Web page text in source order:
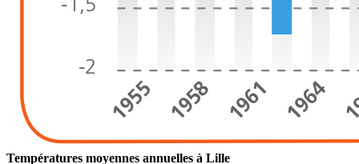
Températures moyennes annuelles à Lille